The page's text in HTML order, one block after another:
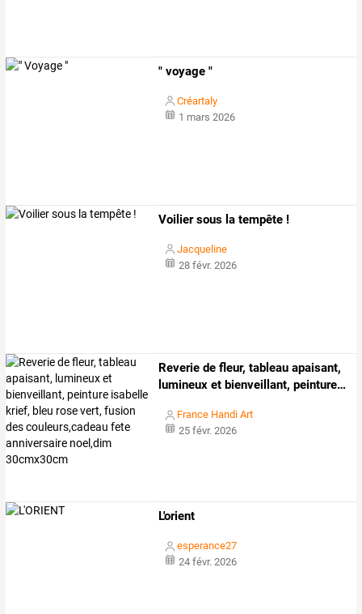
" voyage "
Créartaly
1 mars 2026
Voilier sous la tempête !
Jacqueline
28 févr. 2026
Reverie de fleur, tableau apaisant,
lumineux et bienveillant, peinture…
France Handi Art
25 févr. 2026
L'orient
esperance27
24 févr. 2026